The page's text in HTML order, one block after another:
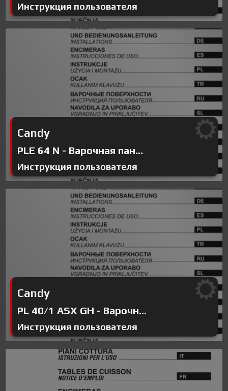
Инструкция пользователя
Candy
PLE 64 N - Варочная пан...
Инструкция пользователя
Candy
PL 40/1 ASX GH - Варочн...
Инструкция пользователя